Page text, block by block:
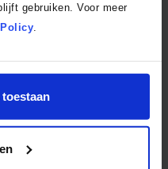
gebruiken. Voor meer